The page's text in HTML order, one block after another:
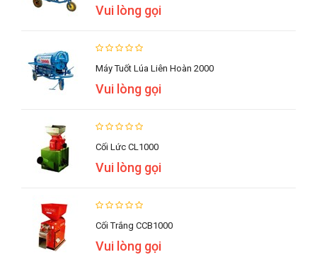
Vui lòng gọi
Máy Tuốt Lúa Liên Hoàn 2000
Vui lòng gọi
Cối Lức CL1000
Vui lòng gọi
Cối Trắng CCB1000
Vui lòng gọi